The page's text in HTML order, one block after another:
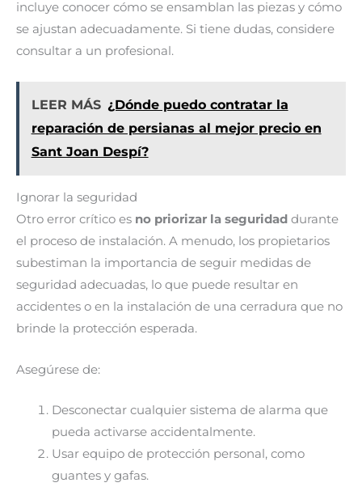
incluye conocer cómo se ensamblan las piezas y cómo
se ajustan adecuadamente. Si tiene dudas, considere
consultar a un profesional.
LEER MÁS ¿Dónde puedo contratar la
reparación de persianas al mejor precio en
Sant Joan Despí?
Ignorar la seguridad
Otro error crítico es no priorizar la seguridad durante
el proceso de instalación. A menudo, los propietarios
subestiman la importancia de seguir medidas de
seguridad adecuadas, lo que puede resultar en
accidentes o en la instalación de una cerradura que no
brinde la protección esperada.
Asegúrese de:
Desconectar cualquier sistema de alarma que
pueda activarse accidentalmente.
Usar equipo de protección personal, como
guantes y gafas.